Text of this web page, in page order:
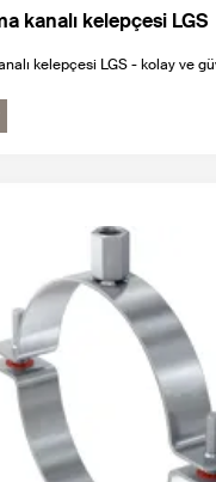
kanalı kelepçesi LGS
kelepçesi LGS - kolay ve